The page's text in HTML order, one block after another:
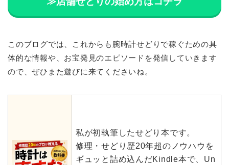
このブログでは、これからも腕時計せどりで稼ぐための具
体的な情報や、お宝発見のエピソードを発信していきます
ので、ぜひまた遊びに来てくださいね。
私が初執筆したせどり本です。
修理・せどり歴20年超のノウハウを
ギュッと詰め込んだKindle本で、Un